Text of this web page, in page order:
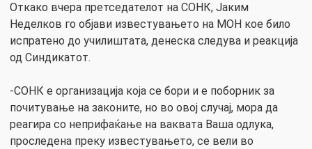
Откако вчера претседателот на СОНК, Јаким
Неделков го објави известувањето на МОН кое било
испратено до училиштата, денеска следува и реакција
од Синдикатот.
-СОНК е организација која се бори и е поборник за
почитување на законите, но во овој случај, мора да
реагира со неприфаќање на ваквата Ваша одлука,
проследена преку известувањето, се вели во